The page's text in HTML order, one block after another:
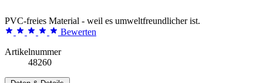
PVC-freies Material - weil es umweltfreundlicher ist.
Bewerten
Artikelnummer
48260